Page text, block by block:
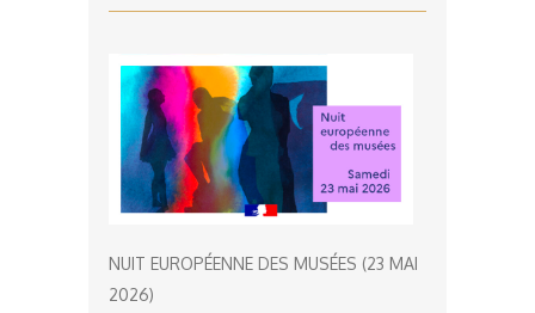
NUIT EUROPÉENNE DES MUSÉES (23 MAI
2026)